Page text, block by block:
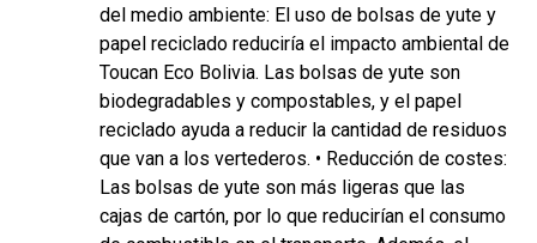
del medio ambiente: El uso de bolsas de yute y
papel reciclado reduciría el impacto ambiental de
Toucan Eco Bolivia. Las bolsas de yute son
biodegradables y compostables, y el papel
reciclado ayuda a reducir la cantidad de residuos
que van a los vertederos. • Reducción de costes:
Las bolsas de yute son más ligeras que las
cajas de cartón, por lo que reducirían el consumo